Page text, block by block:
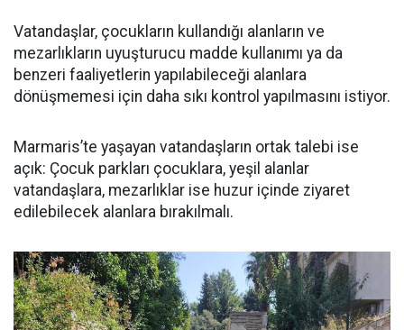
Vatandaşlar, çocukların kullandığı alanların ve
mezarlıkların uyuşturucu madde kullanımı ya da
benzeri faaliyetlerin yapılabileceği alanlara
dönüşmemesi için daha sıkı kontrol yapılmasını istiyor.
Marmaris’te yaşayan vatandaşların ortak talebi ise
açık: Çocuk parkları çocuklara, yeşil alanlar
vatandaşlara, mezarlıklar ise huzur içinde ziyaret
edilebilecek alanlara bırakılmalı.